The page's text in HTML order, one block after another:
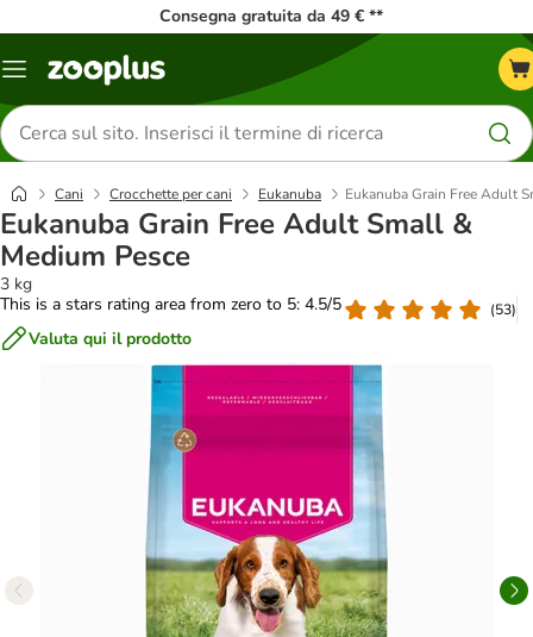
Consegna gratuita da 49 € **
Overview
Cerca
prodotti
Cani Crocchette per cani Eukanuba Eukanuba Grain Free Adult
Eukanuba Grain Free Adult Small &
Medium Pesce
3 kg
This is a stars rating area from zero to 5: 4.5/5
(53)
Valuta qui il prodotto